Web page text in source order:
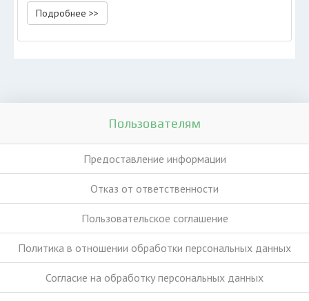
Подробнее >>
Пользователям
Предоставление информации
Отказ от ответственности
Пользовательское соглашение
Политика в отношении обработки персональных данных
Согласие на обработку персональных данных